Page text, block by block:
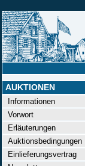
AUKTIONEN
Informationen
Vorwort
Erläuterungen
Auktionsbedingungen
Einlieferungsvertrag